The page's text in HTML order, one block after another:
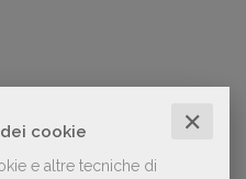
cookie ✕
e altre tecniche di